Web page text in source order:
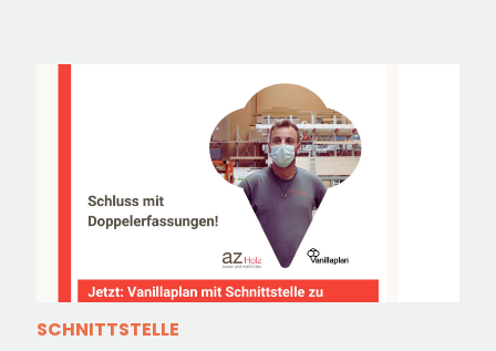
SCHNITTSTELLE